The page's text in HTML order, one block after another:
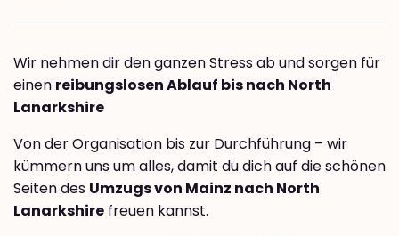
Wir nehmen dir den ganzen Stress ab und sorgen für
einen reibungslosen Ablauf bis nach North
Lanarkshire
Von der Organisation bis zur Durchführung – wir
kümmern uns um alles, damit du dich auf die schönen
Seiten des Umzugs von Mainz nach North
Lanarkshire freuen kannst.